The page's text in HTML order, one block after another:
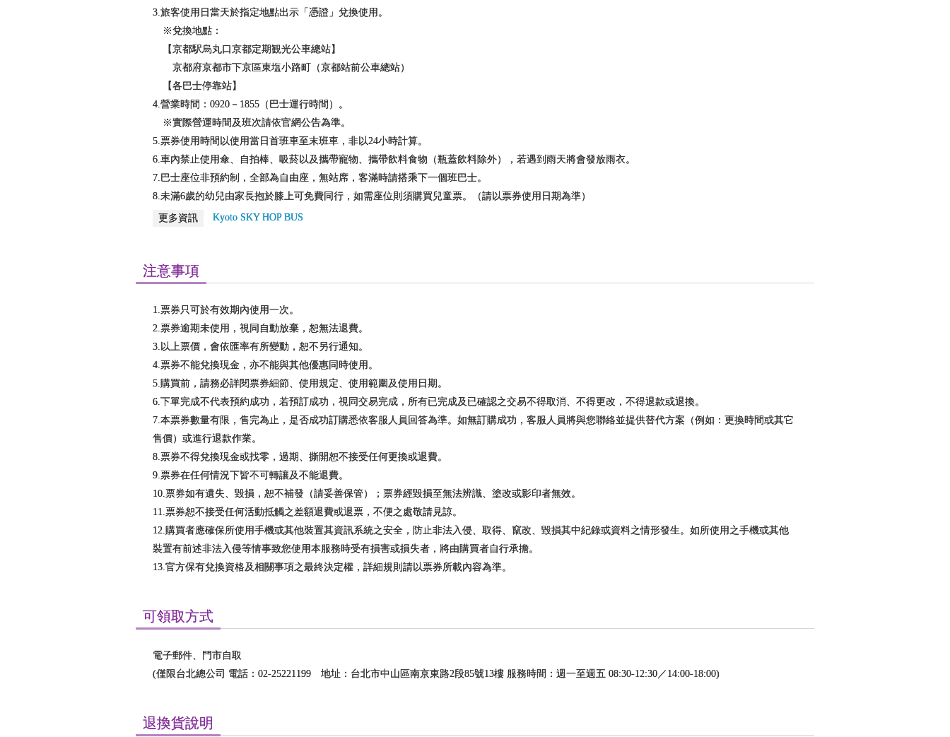
3.旅客使用日當天於指定地點出示「憑證」兌換使用。
※兌換地點：
【京都駅烏丸口京都定期観光公車總站】
京都府京都市下京區東塩小路町（京都站前公車總站）
【各巴士停靠站】
4.營業時間：0920－1855（巴士運行時間）。
※實際營運時間及班次請依官網公告為準。
5.票券使用時間以使用當日首班車至末班車，非以24小時計算。
6.車內禁止使用傘、自拍棒、吸菸以及攜帶寵物、攜帶飲料食物（瓶蓋飲料除外），若遇到雨天將會發放雨衣。
7.巴士座位非預約制，全部為自由座，無站席，客滿時請搭乘下一個班巴士。
8.未滿6歲的幼兒由家長抱於膝上可免費同行，如需座位則須購買兒童票。（請以票券使用日期為準）
更多資訊 Kyoto SKY HOP BUS
注意事項
1.票券只可於有效期內使用一次。
2.票券逾期未使用，視同自動放棄，恕無法退費。
3.以上票價，會依匯率有所變動，恕不另行通知。
4.票券不能兌換現金，亦不能與其他優惠同時使用。
5.購買前，請務必詳閱票券細節、使用規定、使用範圍及使用日期。
6.下單完成不代表預約成功，若預訂成功，視同交易完成，所有已完成及已確認之交易不得取消、不得更改，不得退款或退換。
7.本票券數量有限，售完為止，是否成功訂購悉依客服人員回答為準。如無訂購成功，客服人員將與您聯絡並提供替代方案（例如：更換時間或其它
售價）或進行退款作業。
8.票券不得兌換現金或找零，過期、撕開恕不接受任何更換或退費。
9.票券在任何情況下皆不可轉讓及不能退費。
10.票券如有遺失、毀損，恕不補發（請妥善保管）；票券經毀損至無法辨識、塗改或影印者無效。
11.票券恕不接受任何活動抵觸之差額退費或退票，不便之處敬請見諒。
12.購買者應確保所使用手機或其他裝置其資訊系統之安全，防止非法入侵、取得、竄改、毀損其中紀錄或資料之情形發生。如所使用之手機或其他
裝置有前述非法入侵等情事致您使用本服務時受有損害或損失者，將由購買者自行承擔。
13.官方保有兌換資格及相關事項之最終決定權，詳細規則請以票券所載內容為準。
可領取方式
電子郵件、門市自取
(僅限台北總公司 電話：02-25221199 地址：台北市中山區南京東路2段85號13樓 服務時間：週一至週五 08:30-12:30／14:00-18:00)
退換貨說明